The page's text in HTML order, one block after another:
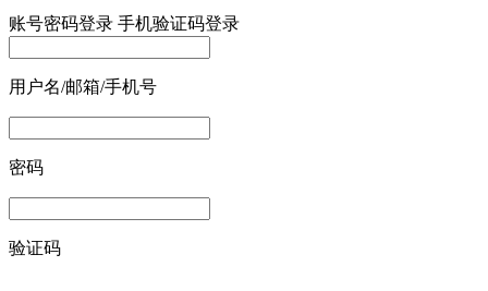
账号密码登录 手机验证码登录
用户名/邮箱/手机号
密码
验证码